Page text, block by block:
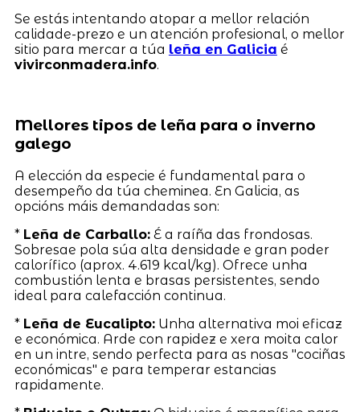
Se estás intentando atopar a mellor relación
calidade-prezo e un atención profesional, o mellor
sitio para mercar a túa leña en Galicia é
vivirconmadera.info.
Mellores tipos de leña para o inverno
galego
A elección da especie é fundamental para o
desempeño da túa cheminea. En Galicia, as
opcións máis demandadas son:
* Leña de Carballo:É a raíña das frondosas.
Sobresae pola súa alta densidade e gran poder
calorífico (aprox. 4.619 kcal/kg). Ofrece unha
combustión lenta e brasas persistentes, sendo
ideal para calefacción continua.
* Leña de Eucalipto:Unha alternativa moi eficaz
e económica. Arde con rapidez e xera moita calor
en un intre, sendo perfecta para as nosas "cociñas
económicas" e para temperar estancias
rapidamente.